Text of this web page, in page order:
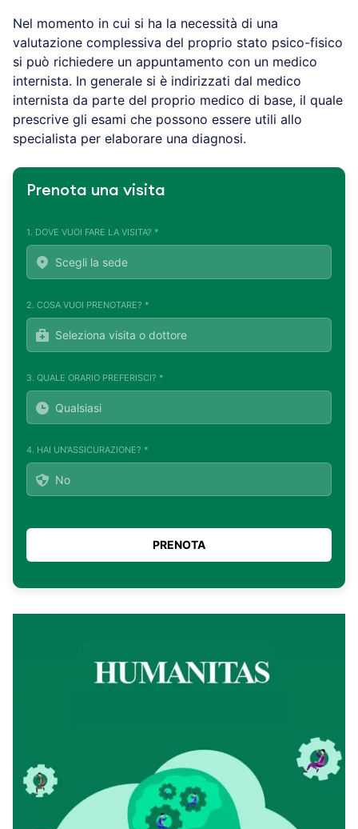
Nel momento in cui si ha la necessità di una
valutazione complessiva del proprio stato psico-fisico
si può richiedere un appuntamento con un medico
internista. In generale si è indirizzati dal medico
internista da parte del proprio medico di base, il quale
prescrive gli esami che possono essere utili allo
specialista per elaborare una diagnosi.
Prenota una visita
1. DOVE VUOI FARE LA VISITA? *
2. COSA VUOI PRENOTARE? *
3. QUALE ORARIO PREFERISCI? *
4. HAI UN'ASSICURAZIONE? *